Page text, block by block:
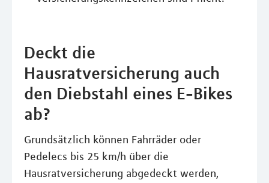
Deckt die
Hausratversicherung auch
den Diebstahl eines E-Bikes
ab?
Grundsätzlich können Fahrräder oder
Pedelecs bis 25 km/h über die
Hausratversicherung abgedeckt werden,